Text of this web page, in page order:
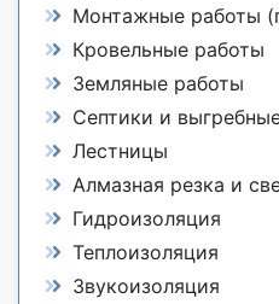
Монтажные работы
Кровельные работы
Земляные работы
Септики и
Лестницы
Алмазная резка и
Гидроизоляция
Теплоизоляция
Звукоизоляция